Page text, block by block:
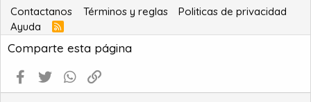
Contactanos Términos y reglas
Politicas de privacidad
Ayuda
R
S
S
Comparte esta página
Facebook
Twitter WhatsApp